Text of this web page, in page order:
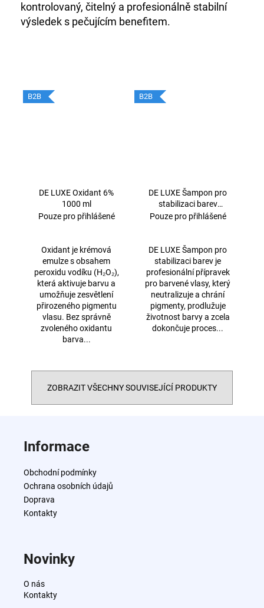
kontrolovaný, čitelný a profesionálně stabilní
výsledek s pečujícím benefitem.
B2B
DE LUXE Oxidant 6%
1000 ml
Pouze pro přihlášené
Oxidant je krémová
emulze s obsahem
peroxidu vodíku (H₂O₂),
která aktivuje barvu a
umožňuje zesvětlení
přirozeného pigmentu
vlasu. Bez správně
zvoleného oxidantu
barva...
B2B
DE LUXE Šampon pro
stabilizaci barev
1000ml
Pouze pro přihlášené
DE LUXE Šampon pro
stabilizaci barev je
profesionální přípravek
pro barvené vlasy, který
neutralizuje a chrání
pigmenty, prodlužuje
životnost barvy a zcela
dokončuje proces...
ZOBRAZIT VŠECHNY SOUVISEJÍCÍ PRODUKTY
Informace
Obchodní podmínky
Ochrana osobních údajů
Doprava
Kontakty
Novinky
O nás
Kontakty